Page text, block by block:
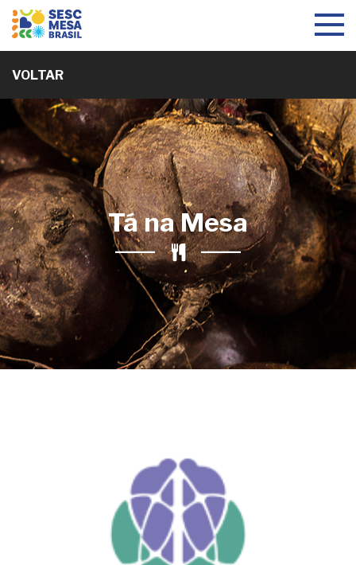
Toggle
VOLTAR
Tá na Mesa